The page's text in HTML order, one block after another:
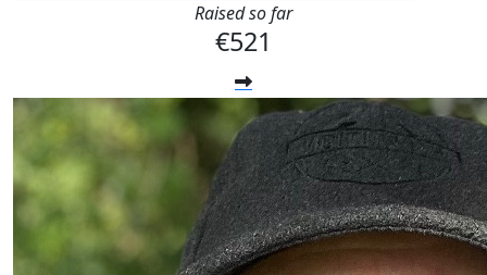
Raised so far
€521